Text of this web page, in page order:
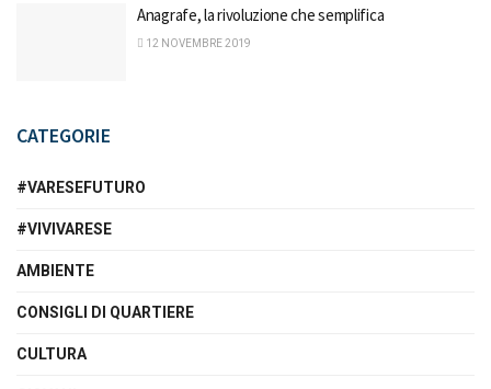
Anagrafe, la rivoluzione che semplifica
12 NOVEMBRE 2019
CATEGORIE
#VARESEFUTURO
#VIVIVARESE
AMBIENTE
CONSIGLI DI QUARTIERE
CULTURA